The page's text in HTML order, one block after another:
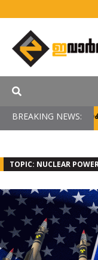
BREAKING NEWS:
TOPIC: NUCLEAR